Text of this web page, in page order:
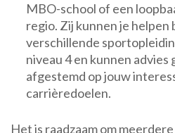
MBO-school of een
regio. Zij kunnen je helpen
verschillende
niveau 4 en kunnen advies
afgestemd op jouw
carrièredoelen.
Het is raadzaam om